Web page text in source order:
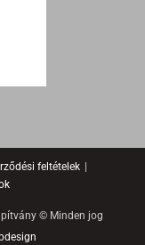
feltételek
© Minden jog